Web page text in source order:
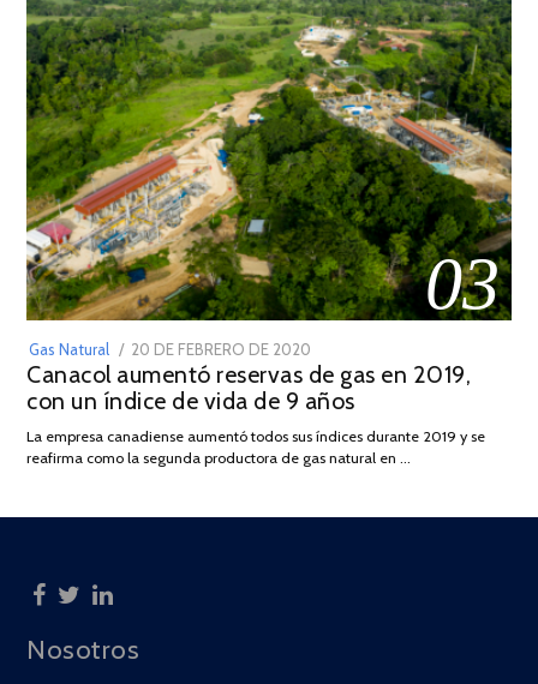
03
Gas Natural
POSTED
ON
20 DE FEBRERO DE 2020
DE
JULIO
2025
Canacol aumentó reservas de gas en 2019,
con un índice de vida de 9 años
La empresa canadiense aumentó todos sus índices durante 2019 y se
reafirma como la segunda productora de gas natural en …
Nosotros